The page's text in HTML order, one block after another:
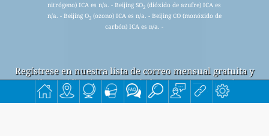
nitrógeno) ICA es n/a. - Beijing SO2 (dióxido de azufre) ICA es
n/a. - Beijing O3(ozono) ICA es n/a. - Beijing CO (monóxido de
carbón) ICA es n/a. -
Regístrese en nuestra lista de correo mensual gratuita y
reciba notificaciones cuando haya nuevos artículos
disponibles.